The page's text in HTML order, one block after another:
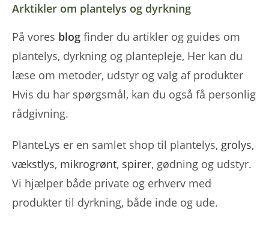
Arktikler om plantelys og dyrkning
På vores blog finder du artikler og guides om
plantelys, dyrkning og plantepleje, Her kan du
læse om metoder, udstyr og valg af produkter
Hvis du har spørgsmål, kan du også få personlig
rådgivning.
PlanteLys er en samlet shop til plantelys, grolys,
vækstlys, mikrogrønt, spirer, gødning og udstyr.
Vi hjælper både private og erhverv med
produkter til dyrkning, både inde og ude.